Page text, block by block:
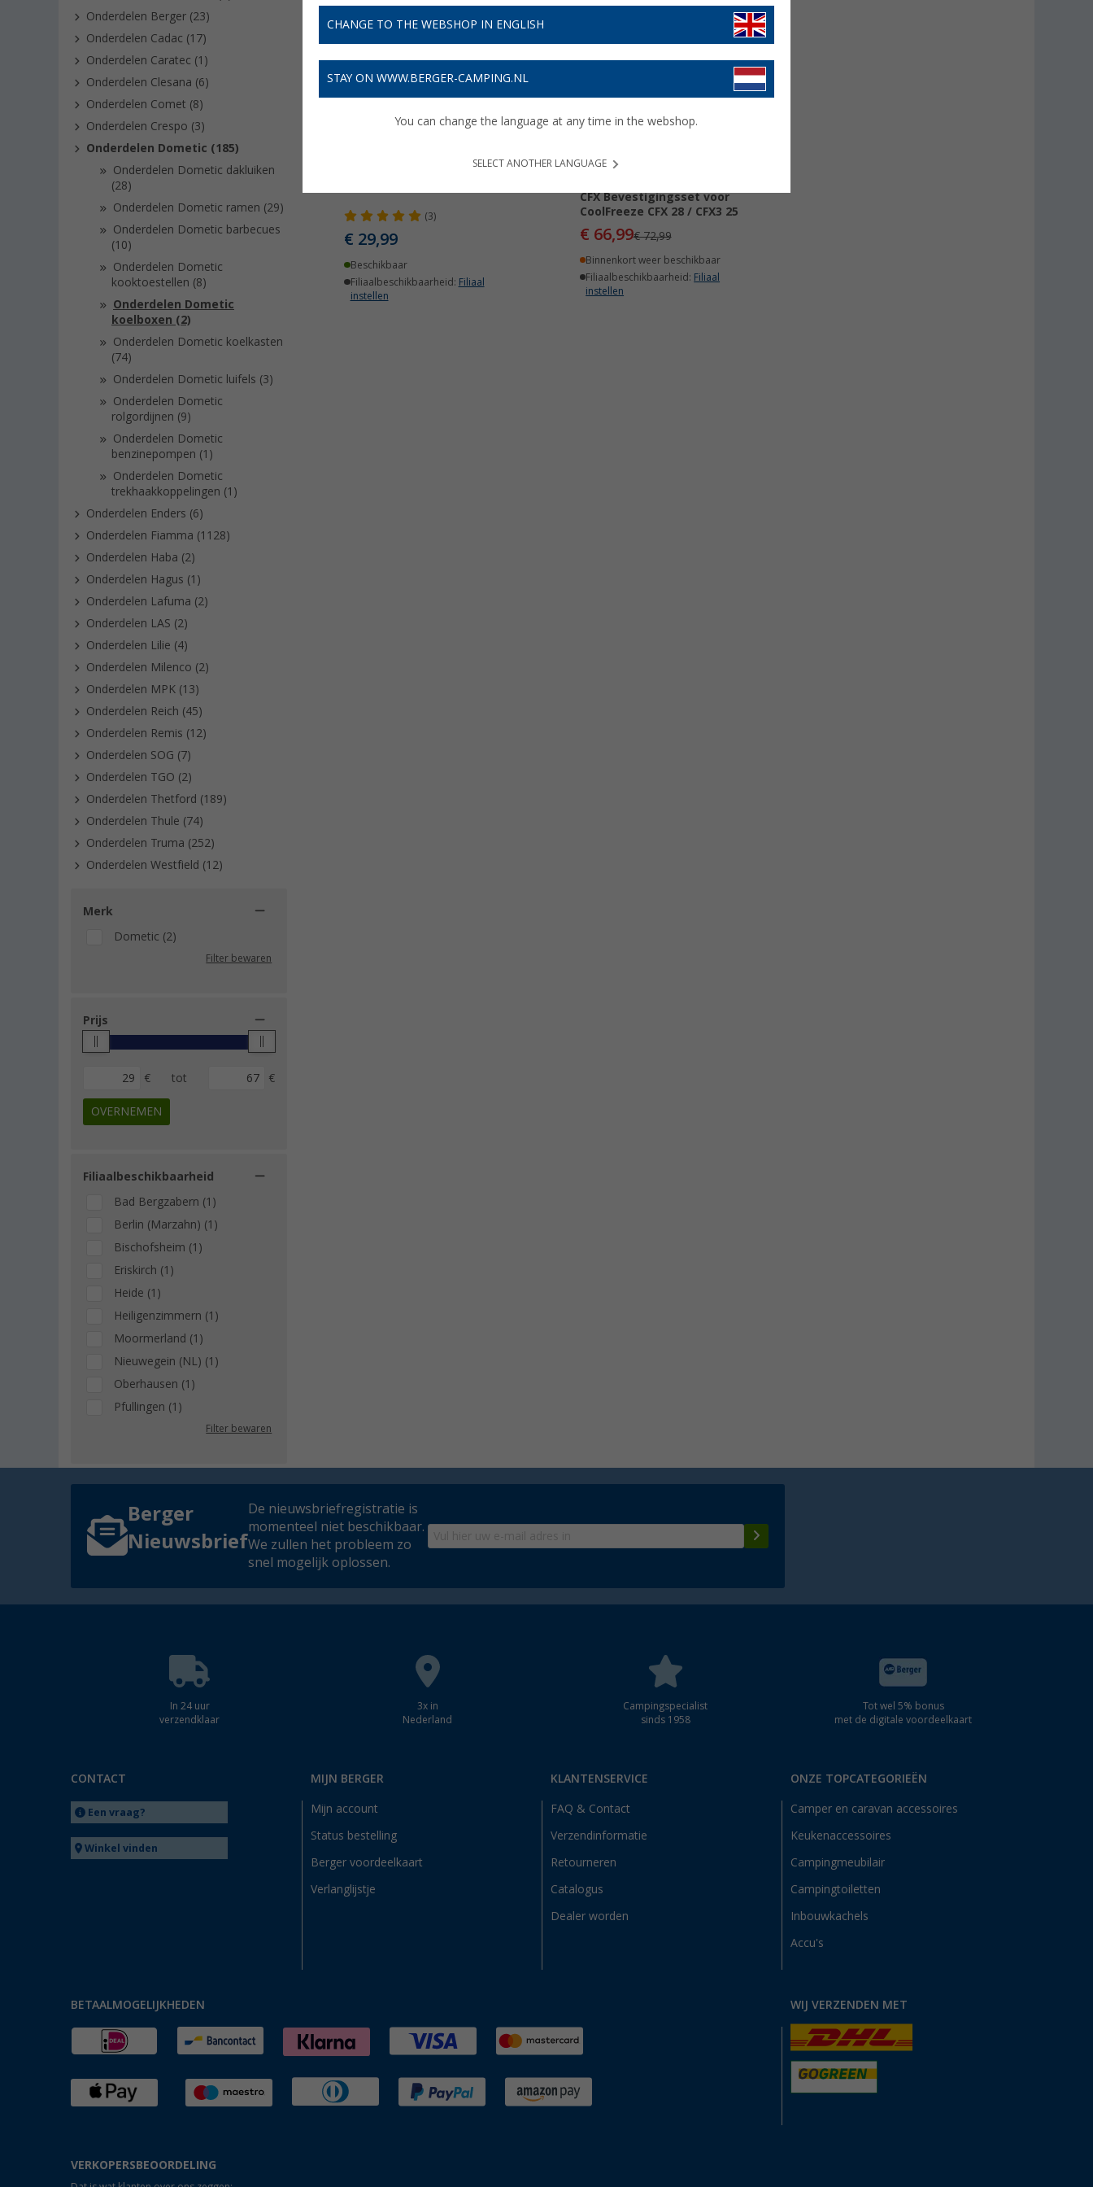
Onderdelen Berger (23)
Onderdelen Cadac (17)
Onderdelen Caratec (1)
Onderdelen Clesana (6)
Onderdelen Comet (8)
Onderdelen Crespo (3)
Onderdelen Dometic (185)
Onderdelen Dometic dakluiken
(28)
Onderdelen Dometic ramen (29)
Onderdelen Dometic barbecues
(10)
Onderdelen Dometic
kooktoestellen (8)
Onderdelen Dometic
koelboxen (2)
Onderdelen Dometic koelkasten
(74)
Onderdelen Dometic luifels (3)
Onderdelen Dometic
rolgordijnen (9)
Onderdelen Dometic
benzinepompen (1)
Onderdelen Dometic
trekhaakkoppelingen (1)
Onderdelen Enders (6)
Onderdelen Fiamma (1128)
Onderdelen Haba (2)
Onderdelen Hagus (1)
Onderdelen Lafuma (2)
Onderdelen LAS (2)
Onderdelen Lilie (4)
Onderdelen Milenco (2)
Onderdelen MPK (13)
Onderdelen Reich (45)
Onderdelen Remis (12)
Onderdelen SOG (7)
Onderdelen TGO (2)
Onderdelen Thetford (189)
Onderdelen Thule (74)
Onderdelen Truma (252)
Onderdelen Westfield (12)
Merk
Dometic (2)
Filter bewaren
Prijs
€ tot €
OVERNEMEN
Filiaalbeschikbaarheid
Bad Bergzabern (1)
Berlin (Marzahn) (1)
Bischofsheim (1)
Eriskirch (1)
Heide (1)
Heiligenzimmern (1)
Moormerland (1)
Nieuwegein (NL) (1)
Oberhausen (1)
Pfullingen (1)
Filter bewaren
(3)
€ 29,99
Beschikbaar
Filiaalbeschikbaarheid: Filiaal
instellen
CFX Bevestigingsset voor
CoolFreeze CFX 28 / CFX3 25
€ 66,99€ 72,99
Binnenkort weer beschikbaar
Filiaalbeschikbaarheid: Filiaal
instellen
Berger
Nieuwsbrief
De nieuwsbriefregistratie is
momenteel niet beschikbaar.
We zullen het probleem zo
snel mogelijk oplossen.
In 24 uur
verzendklaar
3x in
Nederland
Campingspecialist
sinds 1958
Tot wel 5% bonus
met de digitale voordeelkaart
CONTACT
Een vraag?
Winkel vinden
MIJN BERGER
Mijn account
Status bestelling
Berger voordeelkaart
Verlanglijstje
KLANTENSERVICE
FAQ & Contact
Verzendinformatie
Retourneren
Catalogus
Dealer worden
ONZE TOPCATEGORIEËN
Camper en caravan accessoires
Keukenaccessoires
Campingmeubilair
Campingtoiletten
Inbouwkachels
Accu's
BETAALMOGELIJKHEDEN WIJ VERZENDEN MET
VERKOPERSBEOORDELING
CHANGE TO THE WEBSHOP IN ENGLISH
STAY ON WWW.BERGER-CAMPING.NL
You can change the language at any time in the webshop.
SELECT ANOTHER LANGUAGE